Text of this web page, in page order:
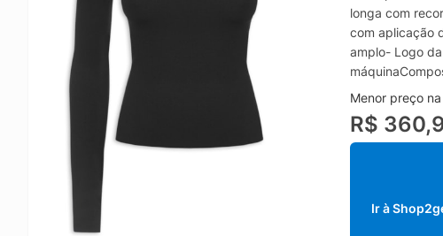
longa com
com aplicação
amplo- Logo
Menor preço
R$
Ir à